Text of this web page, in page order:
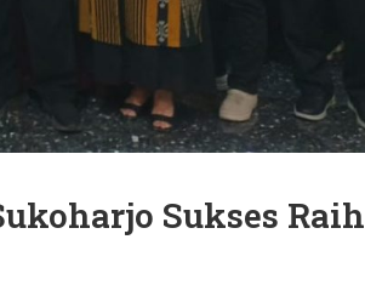
Sukses Raih